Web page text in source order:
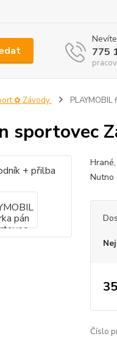
775
✿ Závody
sportovec
Číslo